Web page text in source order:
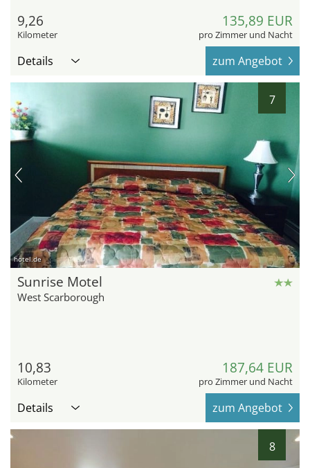
9,26
Kilometer
135,89 EUR
pro Zimmer und Nacht
Details zum Angebot
7
hotel.de
Sunrise Motel
West Scarborough
10,83
Kilometer
187,64 EUR
pro Zimmer und Nacht
Details zum Angebot
8